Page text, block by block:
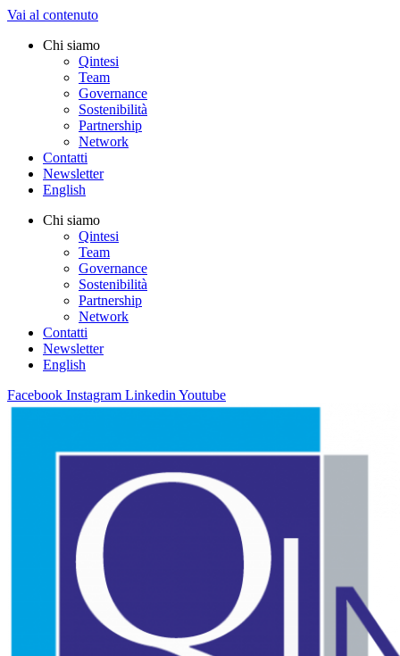
Vai al contenuto
Chi siamo
Qintesi
Team
Governance
Sostenibilità
Partnership
Network
Contatti
Newsletter
English
Chi siamo
Qintesi
Team
Governance
Sostenibilità
Partnership
Network
Contatti
Newsletter
English
Facebook Instagram Linkedin Youtube